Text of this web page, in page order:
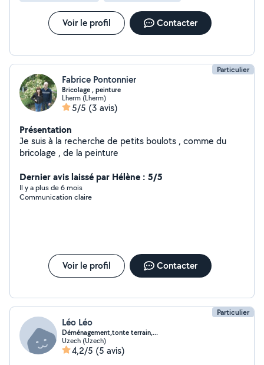
Voir le profil Contacter
Particulier
Fabrice Pontonnier
Bricolage , peinture
Lherm (Lherm)
5/5 (3 avis)
Présentation
Je suis à la recherche de petits boulots , comme du
bricolage , de la peinture
Dernier avis laissé par Hélène : 5/5
Il y a plus de 6 mois
Communication claire
Voir le profil Contacter
Particulier
Léo Léo
Déménagement,tonte terrain,...
Uzech (Uzech)
4,2/5 (5 avis)